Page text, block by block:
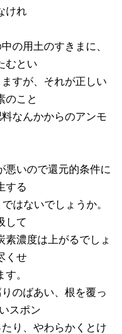
けれ
の用土のすきまに、
むとい
すが、それが正しい
のこと
なんかからのアンモ
悪いので還元的条件に
する
はないでしょうか。
して
素濃度は上がるでしょ
くせ
。
のばあい、根を覆っ
スポン
り、やわらかくとけ